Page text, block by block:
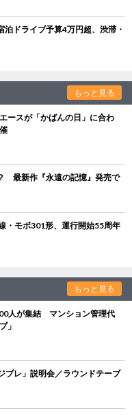
ドライブ予算4万円超、渋滞・
もっと見る
ースが「かばんの日」に合わ
最新作『永遠の記憶』発売で
・モボ301形、運行開始55周年
もっと見る
人が集結 マンション管理代
」
レ」説明会／ラウンドテーブ